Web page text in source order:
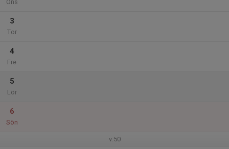
Ons
3
Tor
4
Fre
5
Lör
6
Sön
v.50